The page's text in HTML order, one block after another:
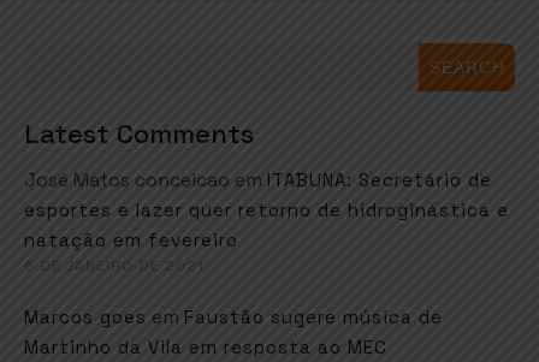
SEARCH
Latest Comments
José Matos conceicao em ITABUNA: Secretário de
esportes e lazer quer retorno de hidroginástica e
natação em fevereiro
6 DE JANEIRO DE 2021
Marcos goes em Faustão sugere música de
Martinho da Vila em resposta ao MEC